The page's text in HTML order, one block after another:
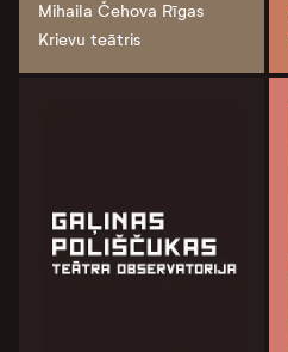
Mihaila Čehova Rīgas
Krievu teātris